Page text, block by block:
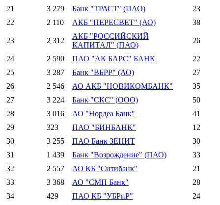
21
3 279 Банк "ТРАСТ" (ПАО)
23
22
2 110 АКБ "ПЕРЕСВЕТ" (АО) 38
23 2 312
АКБ "РОССИЙСКИЙ
КАПИТАЛ" (ПАО)
26
24 2 590 ПАО "АК БАРС" БАНК
22
25
3 287 Банк "ВБРР" (АО)
27
26
2 546 АО АКБ "НОВИКОМБАНК"
35
27
3 224 Банк "СКС" (ООО)
50
28
3 016 АО "Нордеа Банк"
41
29
323 ПАО "БИНБАНК"
12
30
3 255 ПАО Банк ЗЕНИТ
30
31
1 439 Банк "Возрождение" (ПАО)
33
32
2 557 АО КБ "Ситибанк"
21
33
3 368 АО "СМП Банк"
28
34
429 ПАО КБ "УБРиР"
24